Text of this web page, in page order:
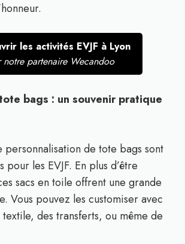
les activités EVJF à Lyon
notre partenaire Wecandoo
bags : un souvenir pratique
personnalisation de tote bags sont
les EVJF. En plus d’être
sacs en toile offrent une grande
Vous pouvez les customiser avec
des transferts, ou même de